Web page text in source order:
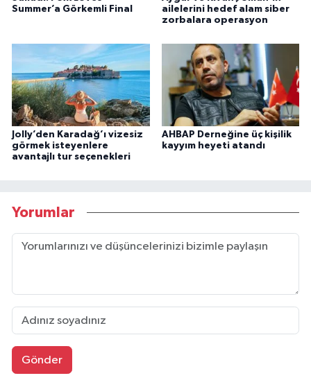
Summer’a Görkemli Final
ailelerini hedef alam siber
zorbalara operasyon
Jolly’den Karadağ’ı vizesiz
görmek isteyenlere
avantajlı tur seçenekleri
AHBAP Derneğine üç kişilik
kayyım heyeti atandı
Yorumlar
Gönder